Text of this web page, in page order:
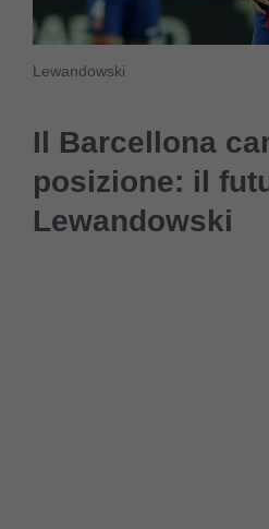
Lewandowski
Il Barcellona
posizione: il
Lewandowski